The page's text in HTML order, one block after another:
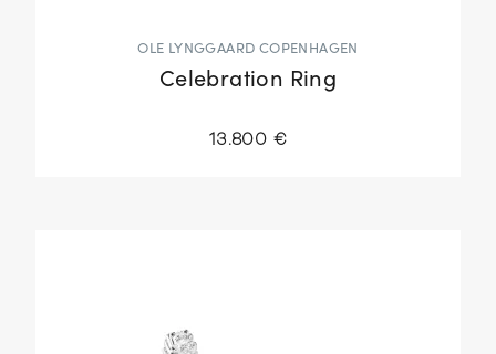
OLE LYNGGAARD COPENHAGEN
Celebration Ring
13.800 €